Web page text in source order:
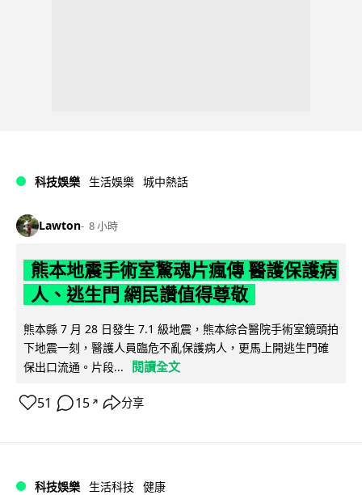
科技娛樂 生活娛樂 城中熱話
Lawton 8 小時
熊本地震手術室驚魂片瘋傳 醫護保護病
人、逃生門 網民讚值得尊敬
熊本縣 7 月 28 日發生 7.1 級地震，熊本綜合醫院手術室鏡頭拍
下地震一刻，醫護人員臨危不亂保護病人，更馬上開逃生門確
保出口流通。片段...
閱讀全文
51 15 ↗ 分享
科技娛樂 生活科技 健康